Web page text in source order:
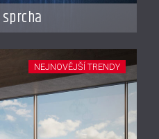
NEJNOVĚJŠÍ TRENDY